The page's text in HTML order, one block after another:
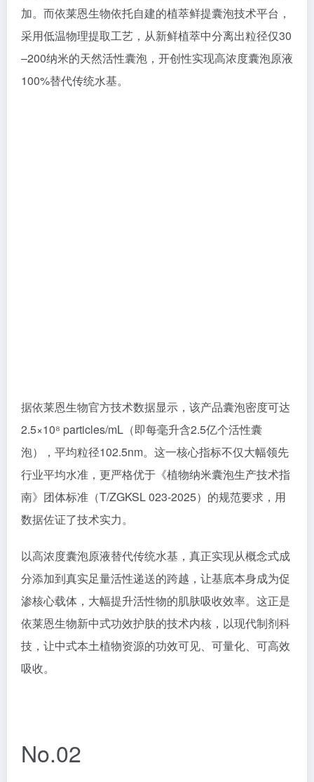
加。而依莱恩生物依托自建的植萃鲜提囊泡技术平台，
采用低温物理提取工艺，从新鲜植萃中分离出粒径仅30
–200纳米的天然活性囊泡，开创性实现高浓度囊泡原液
100%替代传统水基。
据依莱恩生物官方技术数据显示，该产品囊泡密度可达
2.5×10⁸ particles/mL（即每毫升含2.5亿个活性囊
泡），平均粒径102.5nm。这一核心指标不仅大幅领先
行业平均水准，更严格优于《植物纳米囊泡生产技术指
南》团体标准（T/ZGKSL 023-2025）的规范要求，用
数据佐证了技术实力。
以高浓度囊泡原液替代传统水基，真正实现从概念式成
分添加到真实足量活性递送的跨越，让基底本身成为促
渗核心载体，大幅提升活性物的肌肤吸收效率。这正是
依莱恩生物新中式功效护肤的技术内核，以现代制剂科
技，让中式本土植物资源的功效可见、可量化、可高效
吸收。
No.02